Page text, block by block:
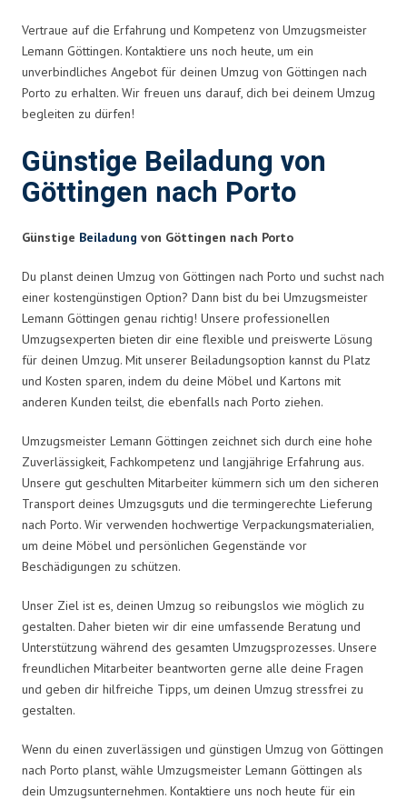
Vertraue auf die Erfahrung und Kompetenz von Umzugsmeister
Lemann Göttingen. Kontaktiere uns noch heute, um ein
unverbindliches Angebot für deinen Umzug von Göttingen nach
Porto zu erhalten. Wir freuen uns darauf, dich bei deinem Umzug
begleiten zu dürfen!
Günstige Beiladung von
Göttingen nach Porto
Günstige Beiladung von Göttingen nach Porto
Du planst deinen Umzug von Göttingen nach Porto und suchst nach
einer kostengünstigen Option? Dann bist du bei Umzugsmeister
Lemann Göttingen genau richtig! Unsere professionellen
Umzugsexperten bieten dir eine flexible und preiswerte Lösung
für deinen Umzug. Mit unserer Beiladungsoption kannst du Platz
und Kosten sparen, indem du deine Möbel und Kartons mit
anderen Kunden teilst, die ebenfalls nach Porto ziehen.
Umzugsmeister Lemann Göttingen zeichnet sich durch eine hohe
Zuverlässigkeit, Fachkompetenz und langjährige Erfahrung aus.
Unsere gut geschulten Mitarbeiter kümmern sich um den sicheren
Transport deines Umzugsguts und die termingerechte Lieferung
nach Porto. Wir verwenden hochwertige Verpackungsmaterialien,
um deine Möbel und persönlichen Gegenstände vor
Beschädigungen zu schützen.
Unser Ziel ist es, deinen Umzug so reibungslos wie möglich zu
gestalten. Daher bieten wir dir eine umfassende Beratung und
Unterstützung während des gesamten Umzugsprozesses. Unsere
freundlichen Mitarbeiter beantworten gerne alle deine Fragen
und geben dir hilfreiche Tipps, um deinen Umzug stressfrei zu
gestalten.
Wenn du einen zuverlässigen und günstigen Umzug von Göttingen
nach Porto planst, wähle Umzugsmeister Lemann Göttingen als
dein Umzugsunternehmen. Kontaktiere uns noch heute für ein